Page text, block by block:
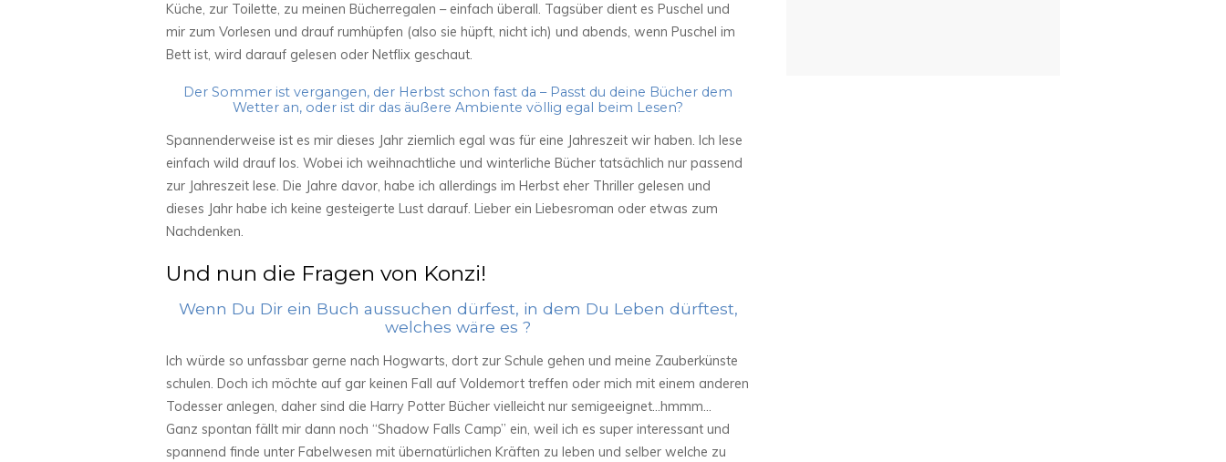
Küche, zur Toilette, zu meinen Bücherregalen – einfach überall. Tagsüber dient es Puschel und
mir zum Vorlesen und drauf rumhüpfen (also sie hüpft, nicht ich) und abends, wenn Puschel im
Bett ist, wird darauf gelesen oder Netflix geschaut.
Der Sommer ist vergangen, der Herbst schon fast da – Passt du deine Bücher dem
Wetter an, oder ist dir das äußere Ambiente völlig egal beim Lesen?
Spannenderweise ist es mir dieses Jahr ziemlich egal was für eine Jahreszeit wir haben. Ich lese
einfach wild drauf los. Wobei ich weihnachtliche und winterliche Bücher tatsächlich nur passend
zur Jahreszeit lese. Die Jahre davor, habe ich allerdings im Herbst eher Thriller gelesen und
dieses Jahr habe ich keine gesteigerte Lust darauf. Lieber ein Liebesroman oder etwas zum
Nachdenken.
Und nun die Fragen von Konzi!
Wenn Du Dir ein Buch aussuchen dürfest, in dem Du Leben dürftest,
welches wäre es ?
Ich würde so unfassbar gerne nach Hogwarts, dort zur Schule gehen und meine Zauberkünste
schulen. Doch ich möchte auf gar keinen Fall auf Voldemort treffen oder mich mit einem anderen
Todesser anlegen, daher sind die Harry Potter Bücher vielleicht nur semigeeignet…hmmm…
Ganz spontan fällt mir dann noch “Shadow Falls Camp” ein, weil ich es super interessant und
spannend finde unter Fabelwesen mit übernatürlichen Kräften zu leben und selber welche zu